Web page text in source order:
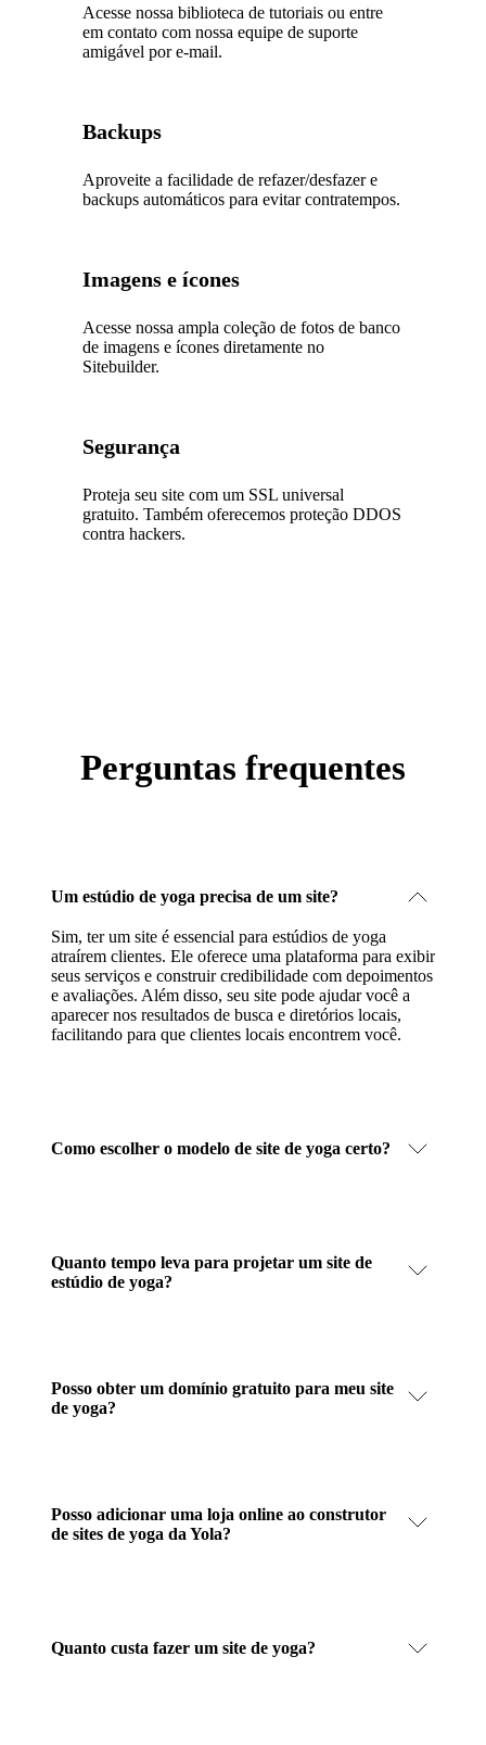
Acesse nossa biblioteca de tutoriais ou entre
em contato com nossa equipe de suporte
amigável por e-mail.
Backups
Aproveite a facilidade de refazer/desfazer e
backups automáticos para evitar contratempos.
Imagens e ícones
Acesse nossa ampla coleção de fotos de banco
de imagens e ícones diretamente no
Sitebuilder.
Segurança
Proteja seu site com um SSL universal
gratuito. Também oferecemos proteção DDOS
contra hackers.
Perguntas frequentes
Um estúdio de yoga precisa de um site?
Sim, ter um site é essencial para estúdios de yoga
atraírem clientes. Ele oferece uma plataforma para exibir
seus serviços e construir credibilidade com depoimentos
e avaliações. Além disso, seu site pode ajudar você a
aparecer nos resultados de busca e diretórios locais,
facilitando para que clientes locais encontrem você.
Como escolher o modelo de site de yoga certo?
Quanto tempo leva para projetar um site de
estúdio de yoga?
Posso obter um domínio gratuito para meu site
de yoga?
Posso adicionar uma loja online ao construtor
de sites de yoga da Yola?
Quanto custa fazer um site de yoga?